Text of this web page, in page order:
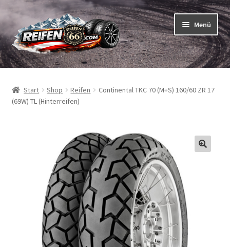
Zur
Navigation
springen
Zum
Inhalt
springen
Menü
Reifen
Schläuche
Reifentests
Start Shop Reifen
Continental TKC 70 (M+S) 160/60 ZR 17
(69W) TL (Hinterreifen)